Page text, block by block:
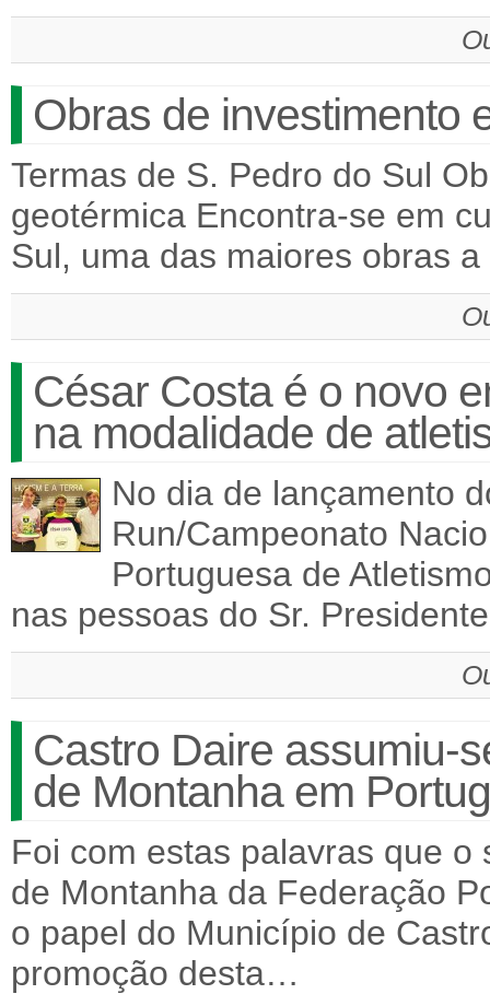
Obras de investimento
Termas de S. Pedro do Sul
geotérmica Encontra-se em
Sul, uma das maiores obras
César Costa é o novo
na modalidade de
No dia de lançamento
Run/Campeonato
Portuguesa de
nas pessoas do Sr.
Castro Daire assumiu-
de Montanha em
Foi com estas palavras que
de Montanha da Federação
o papel do Município de
promoção desta…